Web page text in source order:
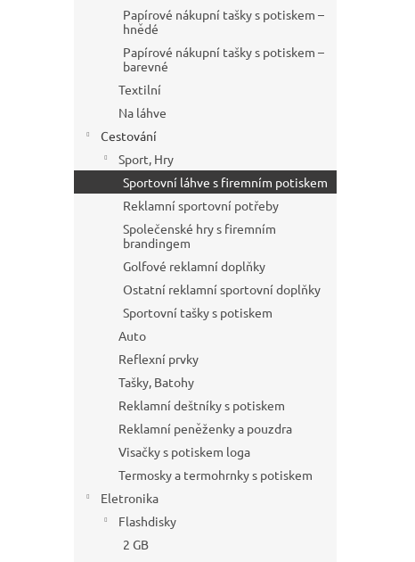
Papírové nákupní tašky s potiskem –
hnědé
Papírové nákupní tašky s potiskem –
barevné
Textilní
Na láhve
Cestování
Sport, Hry
Sportovní láhve s firemním potiskem
Reklamní sportovní potřeby
Společenské hry s firemním
brandingem
Golfové reklamní doplňky
Ostatní reklamní sportovní doplňky
Sportovní tašky s potiskem
Auto
Reflexní prvky
Tašky, Batohy
Reklamní deštníky s potiskem
Reklamní peněženky a pouzdra
Visačky s potiskem loga
Termosky a termohrnky s potiskem
Eletronika
Flashdisky
2 GB